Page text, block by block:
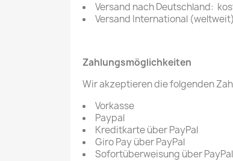
Versand nach Deutschland:
Versand International
Zahlungsmöglichkeiten
Wir akzeptieren die folgenden
Vorkasse
Paypal
Kreditkarte über PayPal
Giro Pay über PayPal
Sofortüberweisung über PayPal